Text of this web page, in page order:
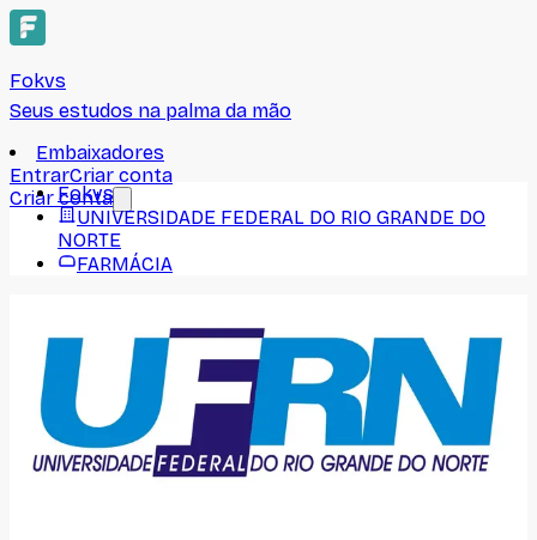
Fokvs
Seus estudos na palma da mão
Embaixadores
EntrarCriar conta
Criar conta
Fokvs
UNIVERSIDADE FEDERAL DO RIO GRANDE DO
NORTE
FARMÁCIA